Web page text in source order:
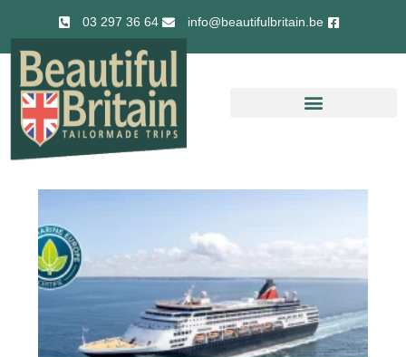
03 297 36 64 info@beautifulbritain.be